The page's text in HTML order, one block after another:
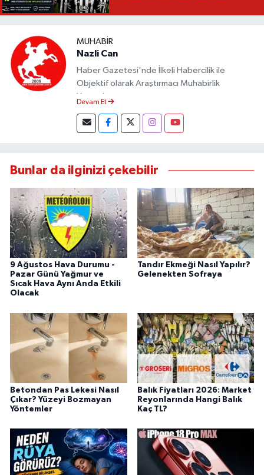
MUHABIR
Nazli Can
Haber Gazetesi'nde İlkeli Habercilik ile
Objektif olarak Araştırmacı Muhabirlik
Yapmaktayım.
Devam Et
Bunlar da ilginizi çekebilir
9 Ağustos Hava Durumu -
Pazar Günü Yağmur ve
Sıcak Hava Aynı Anda Etkili
Olacak
Tandır Ekmeği Nasıl Yapılır?
Gelenekten Sofraya
Betondan Pas Lekesi Nasıl
Çıkar? Yüzeyi Bozmayan
Yöntemler
Balık Fiyatları 2026: Market
Reyonlarında Hangi Balık
Kaç TL?